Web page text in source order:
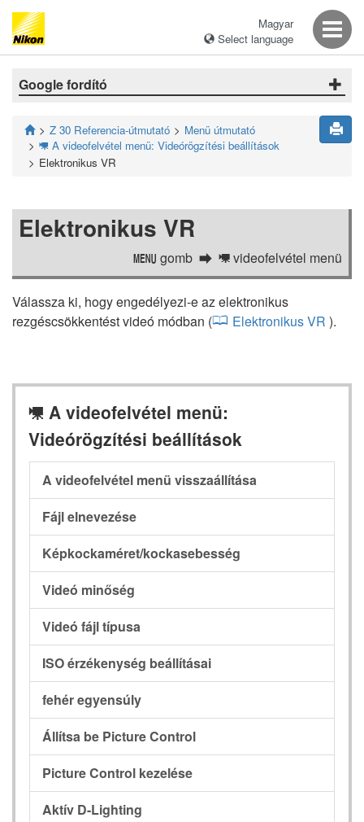
Magyar
Select language
Google fordító
Z 30 Referencia-útmutató Menü útmutató
1 A videofelvétel menü: Videórögzítési beállítások
Elektronikus VR
Elektronikus VR
G gomb 1 videofelvétel menü
Válassza ki, hogy engedélyezi-e az elektronikus
rezgéscsökkentést videó módban (
Elektronikus VR ).
1 A videofelvétel menü:
Videórögzítési beállítások
A videofelvétel menü visszaállítása
Fájl elnevezése
Képkockaméret/kockasebesség
Videó minőség
Videó fájl típusa
ISO érzékenység beállításai
fehér egyensúly
Állítsa be Picture Control
Picture Control kezelése
Aktív D-Lighting